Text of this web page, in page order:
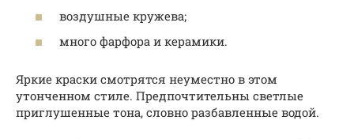
воздушные кружева;
много фарфора и керамики.
Яркие краски смотрятся неуместно в этом
утонченном стиле. Предпочтительны светлые
приглушенные тона, словно разбавленные водой.